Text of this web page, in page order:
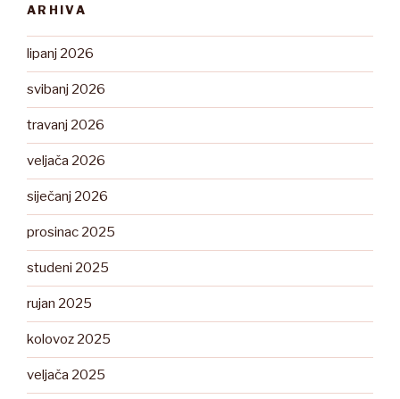
ARHIVA
lipanj 2026
svibanj 2026
travanj 2026
veljača 2026
siječanj 2026
prosinac 2025
studeni 2025
rujan 2025
kolovoz 2025
veljača 2025